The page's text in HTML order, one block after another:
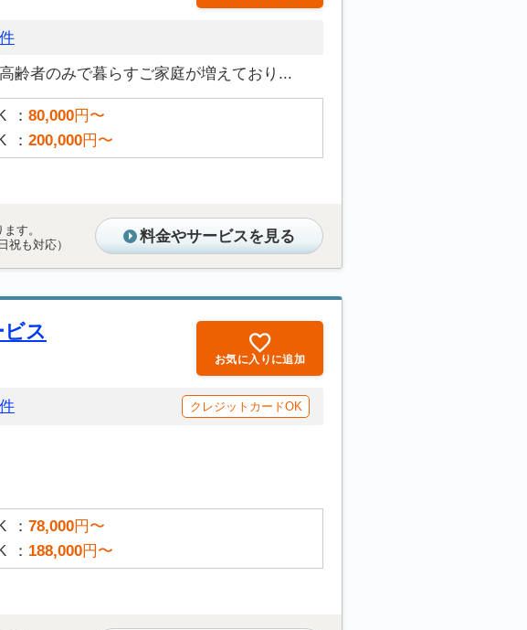
齢者のみで暮らすご家庭が増えており...
80,000円〜
200,000円〜
す。
も対応）
料金やサービスを見る
ス
お気に入りに追加
クレジットカードOK
78,000円〜
188,000円〜